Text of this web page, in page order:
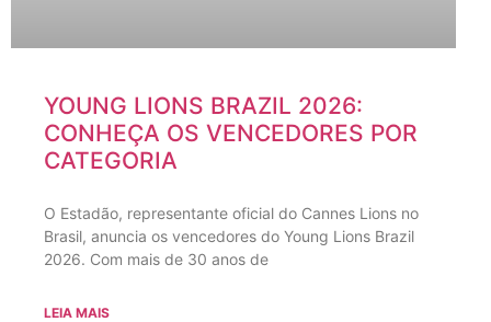
YOUNG LIONS BRAZIL 2026:
CONHEÇA OS VENCEDORES POR
CATEGORIA
O Estadão, representante oficial do Cannes Lions no
Brasil, anuncia os vencedores do Young Lions Brazil
2026. Com mais de 30 anos de
LEIA MAIS